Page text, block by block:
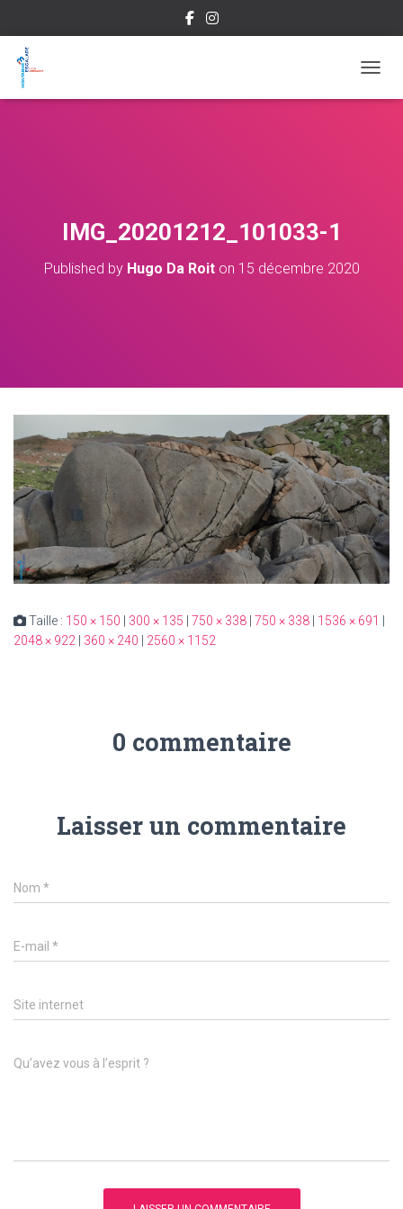
IMG_20201212_101033-1
Published by Hugo Da Roiton 15 décembre 2020
Taille : 150 × 150 300 × 135 750 × 338 750 × 338 1536 × 691
2048 × 922
360 × 240 2560 × 1152
0 commentaire
Laisser un commentaire
Nom *
E-mail *
Site internet
Qu’avez vous à l’esprit ?